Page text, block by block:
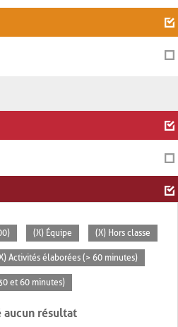
(X) Équipe (X) Hors classe
Activités élaborées (> 60 minutes)
et 60 minutes)
aucun résultat